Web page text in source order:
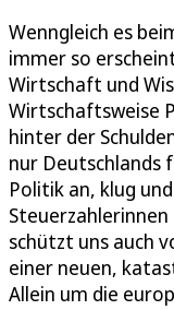
Wenngleich es
immer so
Wirtschaft und
Wirtschaftsweise
hinter der
nur Deutschlands
Politik an, klug
Steuerzahlerinnen
schützt uns auch
einer neuen,
Allein um die